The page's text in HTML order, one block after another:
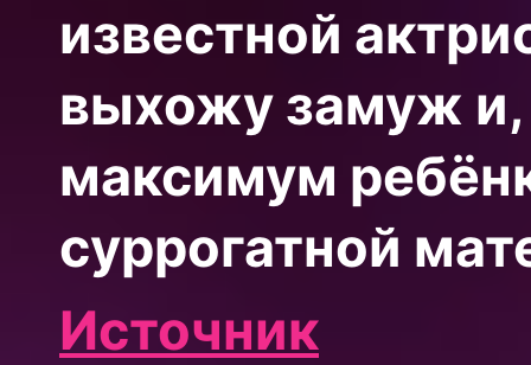
известной
выхожу замуж
максимум
суррогатной
Источник